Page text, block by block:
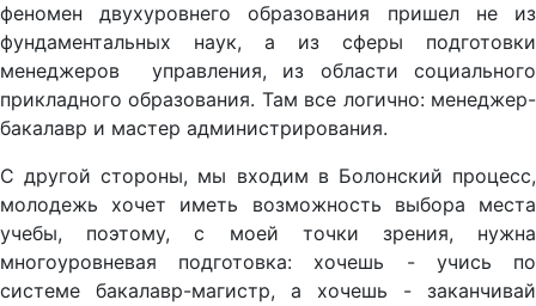
феномен двухуровнего образования пришел не из
фундаментальных наук, а из сферы подготовки
менеджеров управления, из области социального
прикладного образования. Там все логично: менеджер-
бакалавр и мастер администрирования.
С другой стороны, мы входим в Болонский процесс,
молодежь хочет иметь возможность выбора места
учебы, поэтому, с моей точки зрения, нужна
многоуровневая подготовка: хочешь - учись по
системе бакалавр-магистр, а хочешь - заканчивай